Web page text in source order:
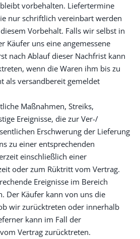
vorbehalten. Liefertermine
nur schriftlich vereinbart werden
Vorbehalt. Falls wir selbst in
Käufer uns eine angemessene
nach Ablauf dieser Nachfrist kann
wenn die Waren ihm bis zu
als versandbereit gemeldet
Maßnahmen, Streiks,
Ereignisse, die zur Ver-/
Erschwerung der Lieferung
zu einer entsprechenden
einschließlich einer
oder zum Rüktritt vom Vertrag.
Ereignisse im Bereich
Der Käufer kann von uns die
wir zurücktreten oder innerhalb
kann im Fall der
Vertrag zurücktreten.